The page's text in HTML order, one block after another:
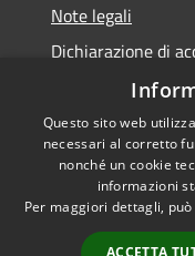
Note legali
Dichiarazione di
Accessibilità
Privacy
Questo sito web
necessari al corretto
nonché un cookie
informazioni
Per maggiori dettagli,
ACCETTA